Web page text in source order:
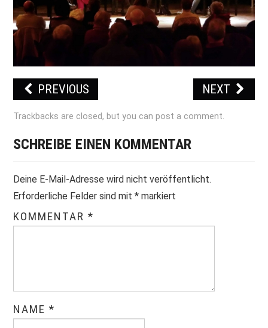
PRINT & CDS
IMPRESSUM
PREVIOUS NEXT
Trackbacks are closed, but you canpost a comment.
SCHREIBE EINEN KOMMENTAR
Deine E-Mail-Adresse wird nicht veröffentlicht.
Erforderliche Felder sind mit* markiert
KOMMENTAR*
NAME*